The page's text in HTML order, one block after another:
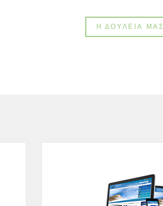
Η ΔΟΥΛΕΙΆ ΜΑΣ